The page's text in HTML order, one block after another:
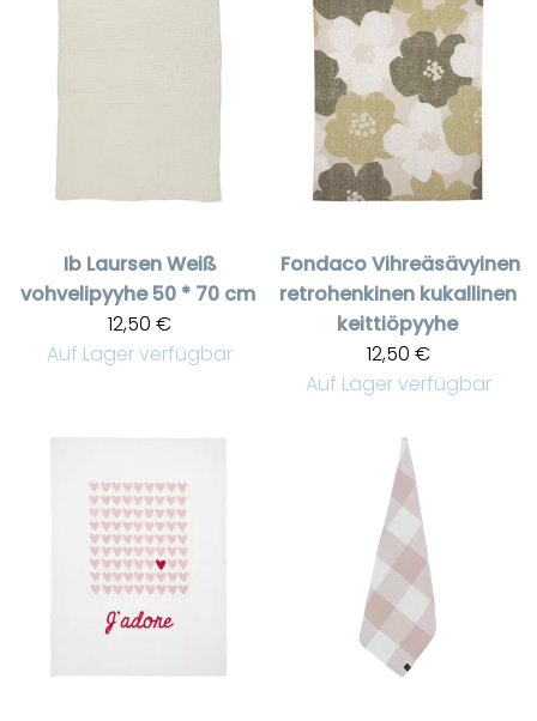
Ib LaursenWeiß
vohvelipyyhe 50 * 70 cm
12,50 €
Auf Lager verfügbar
FondacoVihreäsävyinen
retrohenkinen kukallinen
keittiöpyyhe
12,50 €
Auf Lager verfügbar